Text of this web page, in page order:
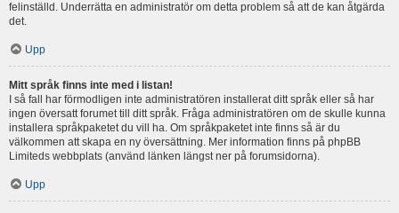
felinställd. Underrätta en administratör om detta problem så att de kan åtgärda
det.
Upp
Mitt språk finns inte med i listan!
I så fall har förmodligen inte administratören installerat ditt språk eller så har
ingen översatt forumet till ditt språk. Fråga administratören om de skulle kunna
installera språkpaketet du vill ha. Om språkpaketet inte finns så är du
välkommen att skapa en ny översättning. Mer information finns på phpBB
Limiteds webbplats (använd länken längst ner på forumsidorna).
Upp